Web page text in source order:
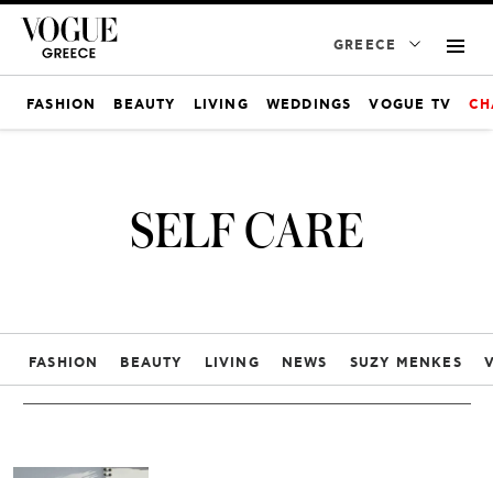
GREECE
FASHION BEAUTY LIVING WEDDINGS VOGUE TV
SELF CARE
FASHION BEAUTY LIVING NEWS SUZY MENKES